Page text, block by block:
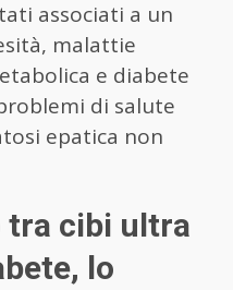
associati a un
malattie
e diabete
di salute
epatica non
tra cibi ultra
lo